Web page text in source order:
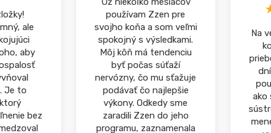
ale
aby
Je to
bez
používam Zzen pre
svojho koňa a som veľmi
spokojný s výsledkami.
Môj kôň má tendenciu
byť počas súťaží
nervózny, čo mu sťažuje
podávať čo najlepšie
výkony. Odkedy sme
zaradili Zzen do jeho
programu, zaznamenala
Na
ako